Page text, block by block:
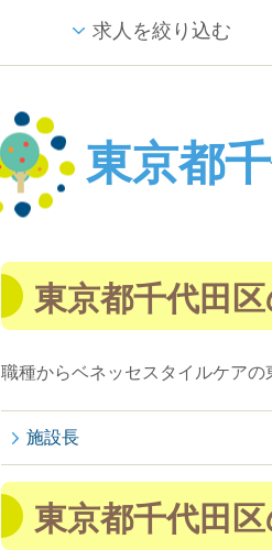
求人を絞り込む
東京都
東京都千代田
職種からベネッセスタイルケア
施設長
東京都千代田